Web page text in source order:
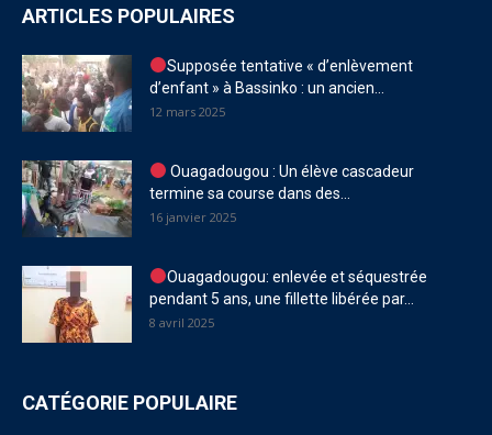
ARTICLES POPULAIRES
Supposée tentative « d’enlèvement
d’enfant » à Bassinko : un ancien...
12 mars 2025
Ouagadougou : Un élève cascadeur
termine sa course dans des...
16 janvier 2025
Ouagadougou: enlevée et séquestrée
pendant 5 ans, une fillette libérée par...
8 avril 2025
CATÉGORIE POPULAIRE